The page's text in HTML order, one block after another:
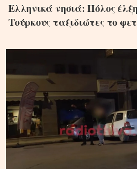
Ελληνικά νησιά: Πόλος
Τούρκους ταξιδιώτες το